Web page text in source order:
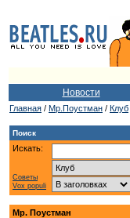
Новости
Главная / Мр.Поустман / Клуб
Поиск
Искать:
Советы
Vox populi
Мр. Поустман